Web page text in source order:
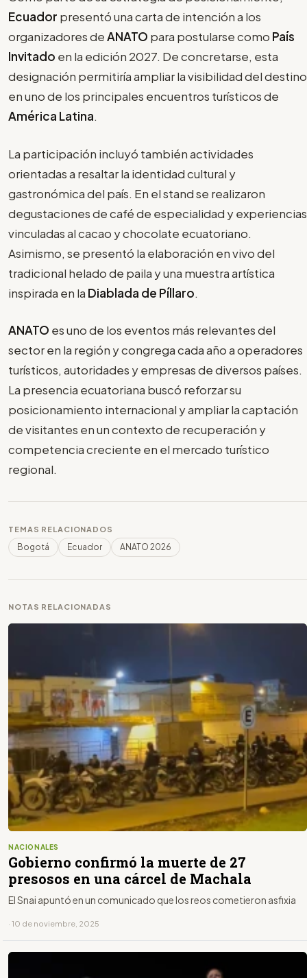
Ecuador presentó una carta de intención a los
organizadores deANATO para postularse como País
Invitado en la edición 2027. De concretarse, esta
designación permitiría ampliar la visibilidad del destino
en uno de los principales encuentros turísticos de
América Latina.
La participación incluyó también actividades
orientadas a resaltar la identidad cultural y
gastronómica del país. En el stand se realizaron
degustaciones de café de especialidad y experiencias
vinculadas al cacao y chocolate ecuatoriano.
Asimismo, se presentó la elaboración en vivo del
tradicional helado de paila y una muestra artística
inspirada en la Diablada de Píllaro.
ANATO es uno de los eventos más relevantes del
sector en la región y congrega cada año a operadores
turísticos, autoridades y empresas de diversos países.
La presencia ecuatoriana buscó reforzar su
posicionamiento internacional y ampliar la captación
de visitantes en un contexto de recuperación y
competencia creciente en el mercado turístico
regional.
TEMAS RELACIONADOS
Bogotá Ecuador ANATO 2026
NOTAS RELACIONADAS
NACIONALES
Gobierno confirmó la muerte de 27
presosos en una cárcel de Machala
El Snai apuntó en un comunicado que los reos cometieron asfixia
· 10 de noviembre, 2025